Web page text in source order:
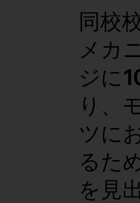
同校
メカ
ジに
り、
ツに
るた
を見